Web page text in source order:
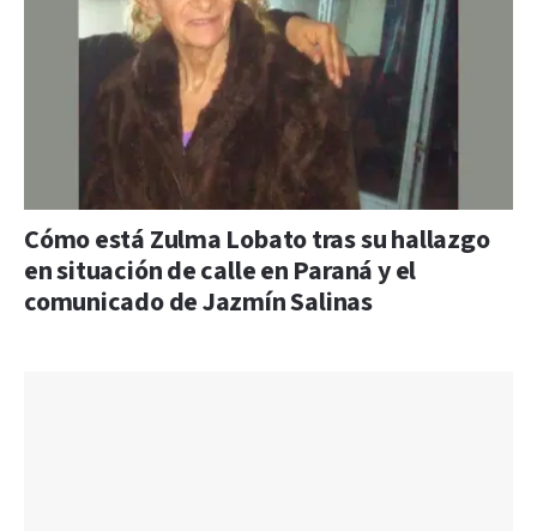
Cómo está Zulma Lobato tras su hallazgo
en situación de calle en Paraná y el
comunicado de Jazmín Salinas